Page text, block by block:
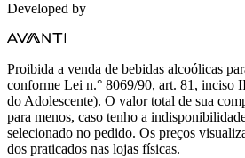
Developed by
Proibida a venda de bebidas alcoólicas
conforme Lei n.° 8069/90, art. 81, inciso
do Adolescente). O valor total de sua
para menos, caso tenho a
selecionado no pedido. Os preços
dos praticados nas lojas físicas.